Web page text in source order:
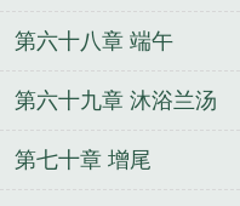
第六十八章 端午
第六十九章 沐浴兰汤
第七十章 增尾